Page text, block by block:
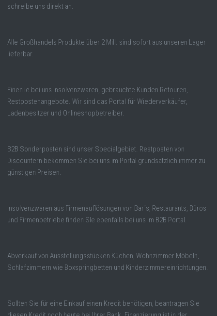
schreibe uns direkt an.
Alle Großhandels Produkte über 2 Mill. sind sofort aus unseren Lager
lieferbar.
Finen ie bei uns Insolvenzwaren, gebrauchte Kunden Retouren,
Restpostenangebote. Wir sind das Portal für Wiederverkäufer,
Ladenbesitzer und Onlineshopbetreiber.
B2B Sonderposten sind unser Specialgebiet. Restposten von
Discountern bekommen Sie bei uns im Portal grundsätzlich immer zu
günstigen Preisen.
Insolvenzwaren aus Firmenauflösungen von Bar´s, Restaurants, Büros
und Firmenbetriebe finden SIe ebenfalls bei uns im B2B Portal.
Abverkauf von Ausstellungsstücken Küchen, Wohnzimmer Möbeln,
Schlafzimmern wie Boxspringbetten und Kinderzimmereinrichtungen.
Sollten Sie für eine Einkauf einen Kredit benötigen, beantragen Sie